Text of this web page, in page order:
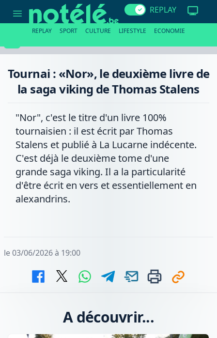
«Nor»,
de
viking
Thomas
REPLAY
REPLAY SPORT CULTURE LIFESTYLE ECONOMIE
Tournai : «Nor», le deuxième livre de
la saga viking de Thomas Stalens
"Nor", c'est le titre d'un livre 100%
tournaisien : il est écrit par Thomas
Stalens et publié à La Lucarne indécente.
C'est déjà le deuxième tome d'une
grande saga viking. Il a la particularité
d'être écrit en vers et essentiellement en
alexandrins.
le 03/06/2026 à 19:00
A découvrir...